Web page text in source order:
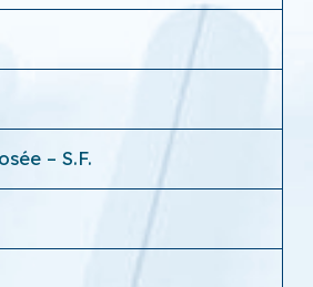
– S.F.